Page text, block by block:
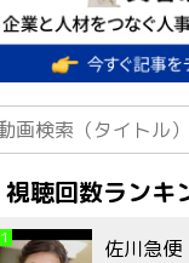
視聴回数ランキ
1
佐川急